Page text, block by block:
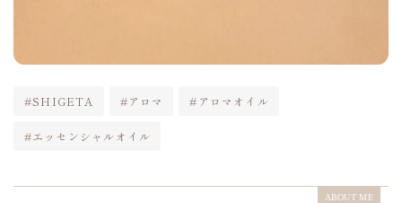
#SHIGETA #アロマ #アロマオイル
#エッセンシャルオイル
ABOUT ME